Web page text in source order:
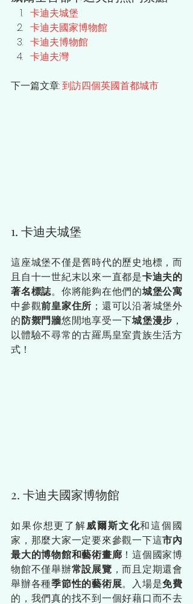
卡迪夫城堡
卡迪夫國家博物館
卡迪夫博物館
卡迪夫灣
下一篇文章: 到訪四個英國首都城市
1. 卡迪夫城堡
這座城堡不僅是舊時代的歷史地標，而
且自十一世紀末以來一直都是卡迪夫的
著名標誌。你將能夠在他們的城堡公寓
中參觀前皇家住所 ；還可以沿著城堡外
的防禦門牆悠閒地享受一下城堡漫步 ，
以體驗不尋常的古羅馬皇室貴族生活方
式！
2. 卡迪夫國家博物館
如果你想更了解威爾斯文化和這個國
家，那麼大家一定要來參觀一下這市內
最大的博物館和藝術畫廊 ！這個國家博
物館不僅舉辦常設展覽 ，而且定期還會
舉辦各種季節性的藝術展。入場是免費
的，我們真的找不到一個好藉口而不去